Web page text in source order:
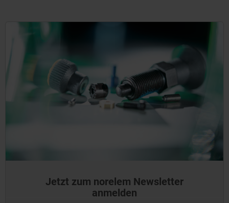
Jetzt zum norelem Newsletter
anmelden